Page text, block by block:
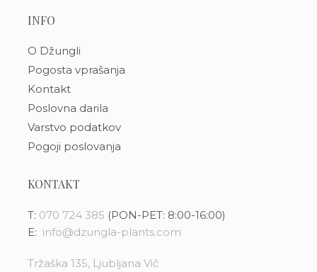
INFO
O Džungli
Pogosta vprašanja
Kontakt
Poslovna darila
Varstvo podatkov
Pogoji poslovanja
KONTAKT
T: 070 724 385 (PON-PET: 8:00-16:00)
E: info@dzungla-plants.com
Tržaška 135, Ljubljana Vič